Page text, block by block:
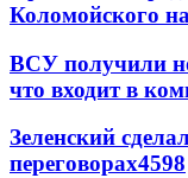
Коломойского
ВСУ получили
что входит в
Зеленский
переговорах4598